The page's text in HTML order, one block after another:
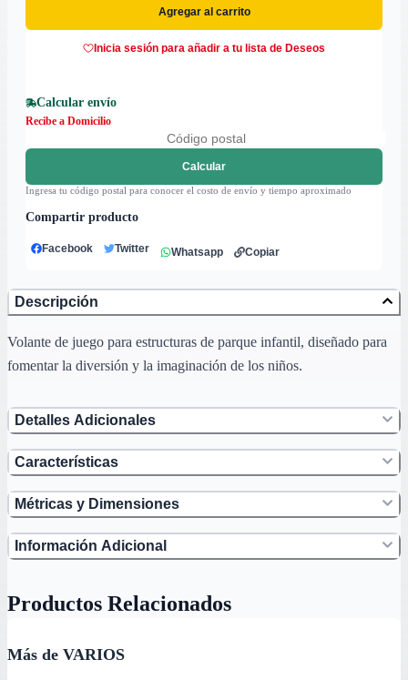
Agregar al carrito
Inicia sesión para añadir a tu lista de Deseos
Calcular envío
Recibe a Domicilio
Calcular
Ingresa tu código postal para conocer el costo de envío y tiempo aproximado
Compartir producto
Facebook Twitter Whatsapp Copiar
Descripción
Volante de juego para estructuras de parque infantil, diseñado para
fomentar la diversión y la imaginación de los niños.
Detalles Adicionales
Características
Métricas y Dimensiones
Información Adicional
Productos Relacionados
Más de VARIOS